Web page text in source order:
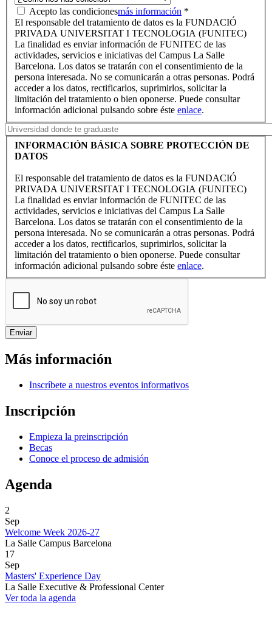
Acepto las condicionesmás información *
El responsable del tratamiento de datos es la FUNDACIÓ
PRIVADA UNIVERSITAT I TECNOLOGIA (FUNITEC)
La finalidad es enviar información de FUNITEC de las
actividades, servicios e iniciativas del Campus La Salle
Barcelona. Los datos se tratarán con el consentimiento de la
persona interesada. No se comunicarán a otras personas. Podrá
acceder a los datos, rectificarlos, suprimirlos, solicitar la
limitación del tratamiento o bien oponerse. Puede consultar
información adicional pulsando sobre éste enlace.
INFORMACIÓN BÁSICA SOBRE PROTECCIÓN DE
DATOS
El responsable del tratamiento de datos es la FUNDACIÓ
PRIVADA UNIVERSITAT I TECNOLOGIA (FUNITEC)
La finalidad es enviar información de FUNITEC de las
actividades, servicios e iniciativas del Campus La Salle
Barcelona. Los datos se tratarán con el consentimiento de la
persona interesada. No se comunicarán a otras personas. Podrá
acceder a los datos, rectificarlos, suprimirlos, solicitar la
limitación del tratamiento o bien oponerse. Puede consultar
información adicional pulsando sobre éste enlace.
Más información
Inscríbete a nuestros eventos informativos
Inscripción
Empieza la preinscripción
Becas
Conoce el proceso de admisión
Agenda
2
Sep
Welcome Week 2026-27
La Salle Campus Barcelona
17
Sep
Masters' Experience Day
La Salle Executive & Professional Center
Ver toda la agenda